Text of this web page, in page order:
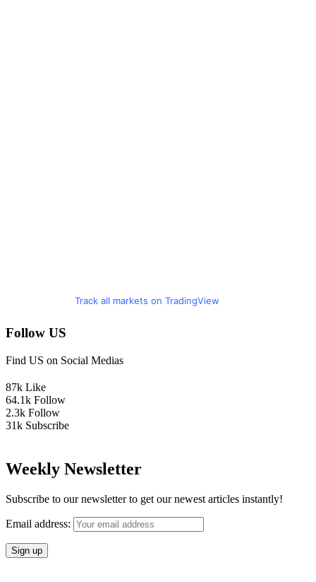
Track all markets on TradingView
Follow US
Find US on Social Medias
87k Like
64.1k Follow
2.3k Follow
31k Subscribe
Weekly Newsletter
Subscribe to our newsletter to get our newest articles instantly!
Email address: